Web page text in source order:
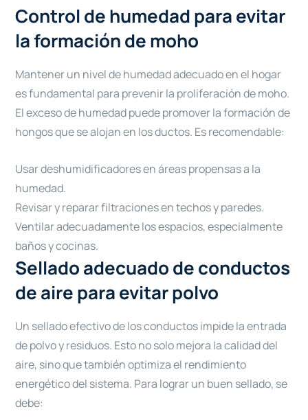
Control de humedad para evitar
la formación de moho
Mantener un nivel de humedad adecuado en el hogar
es fundamental para prevenir la proliferación de moho.
El exceso de humedad puede promover la formación de
hongos que se alojan en los ductos. Es recomendable:
Usar deshumidificadores en áreas propensas a la
humedad.
Revisar y reparar filtraciones en techos y paredes.
Ventilar adecuadamente los espacios, especialmente
baños y cocinas.
Sellado adecuado de conductos
de aire para evitar polvo
Un sellado efectivo de los conductos impide la entrada
de polvo y residuos. Esto no solo mejora la calidad del
aire, sino que también optimiza el rendimiento
energético del sistema. Para lograr un buen sellado, se
debe: